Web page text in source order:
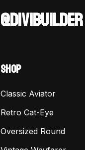
@DIVIBUILDER
SHOP
Classic Aviator
Retro Cat-Eye
Oversized Round